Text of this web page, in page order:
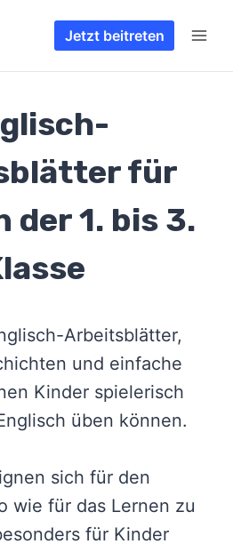
Jetzt beitreten
für
der 1. bis 3.
Arbeitsblätter,
und einfache
Kinder spielerisch
üben können.
sich für den
wie für das Lernen zu
für Kinder